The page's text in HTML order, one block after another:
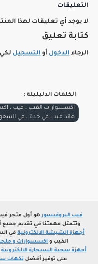
التعليقات
لا يوجد أي تعليقات لهذا
كتابة تعليق
الرجاء الدخول أو التسجيل
الكلمات الدليليلة :
اكسسوارات الفيب ، فيب ،
هاند ميد ، في جدة ، في
فيب البروفيسورهو أول متجر
وتتمثل مهمتنا في تقديم جميع
أجهزة الشيشة الالكترونية في
الفيب و اكسسوارات و
أجهزة سحبة السيجارة الالكترونية
على توفير أفضلنكهات